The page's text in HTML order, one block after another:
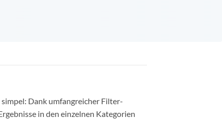
Dank umfangreicher Filter-
in den einzelnen Kategorien